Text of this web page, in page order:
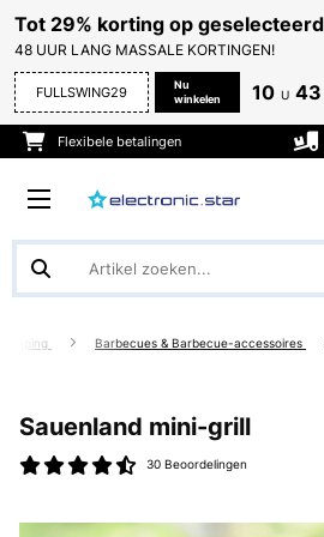
Tot 29% korting op
48 UUR LANG MASSALE KORTINGEN!
FULLSWING29
Nu
winkelen
10 U 43
Flexibele betalingen
Barbecues & Barbecue-accessoires
Sauenland mini-grill
30 Beoordelingen